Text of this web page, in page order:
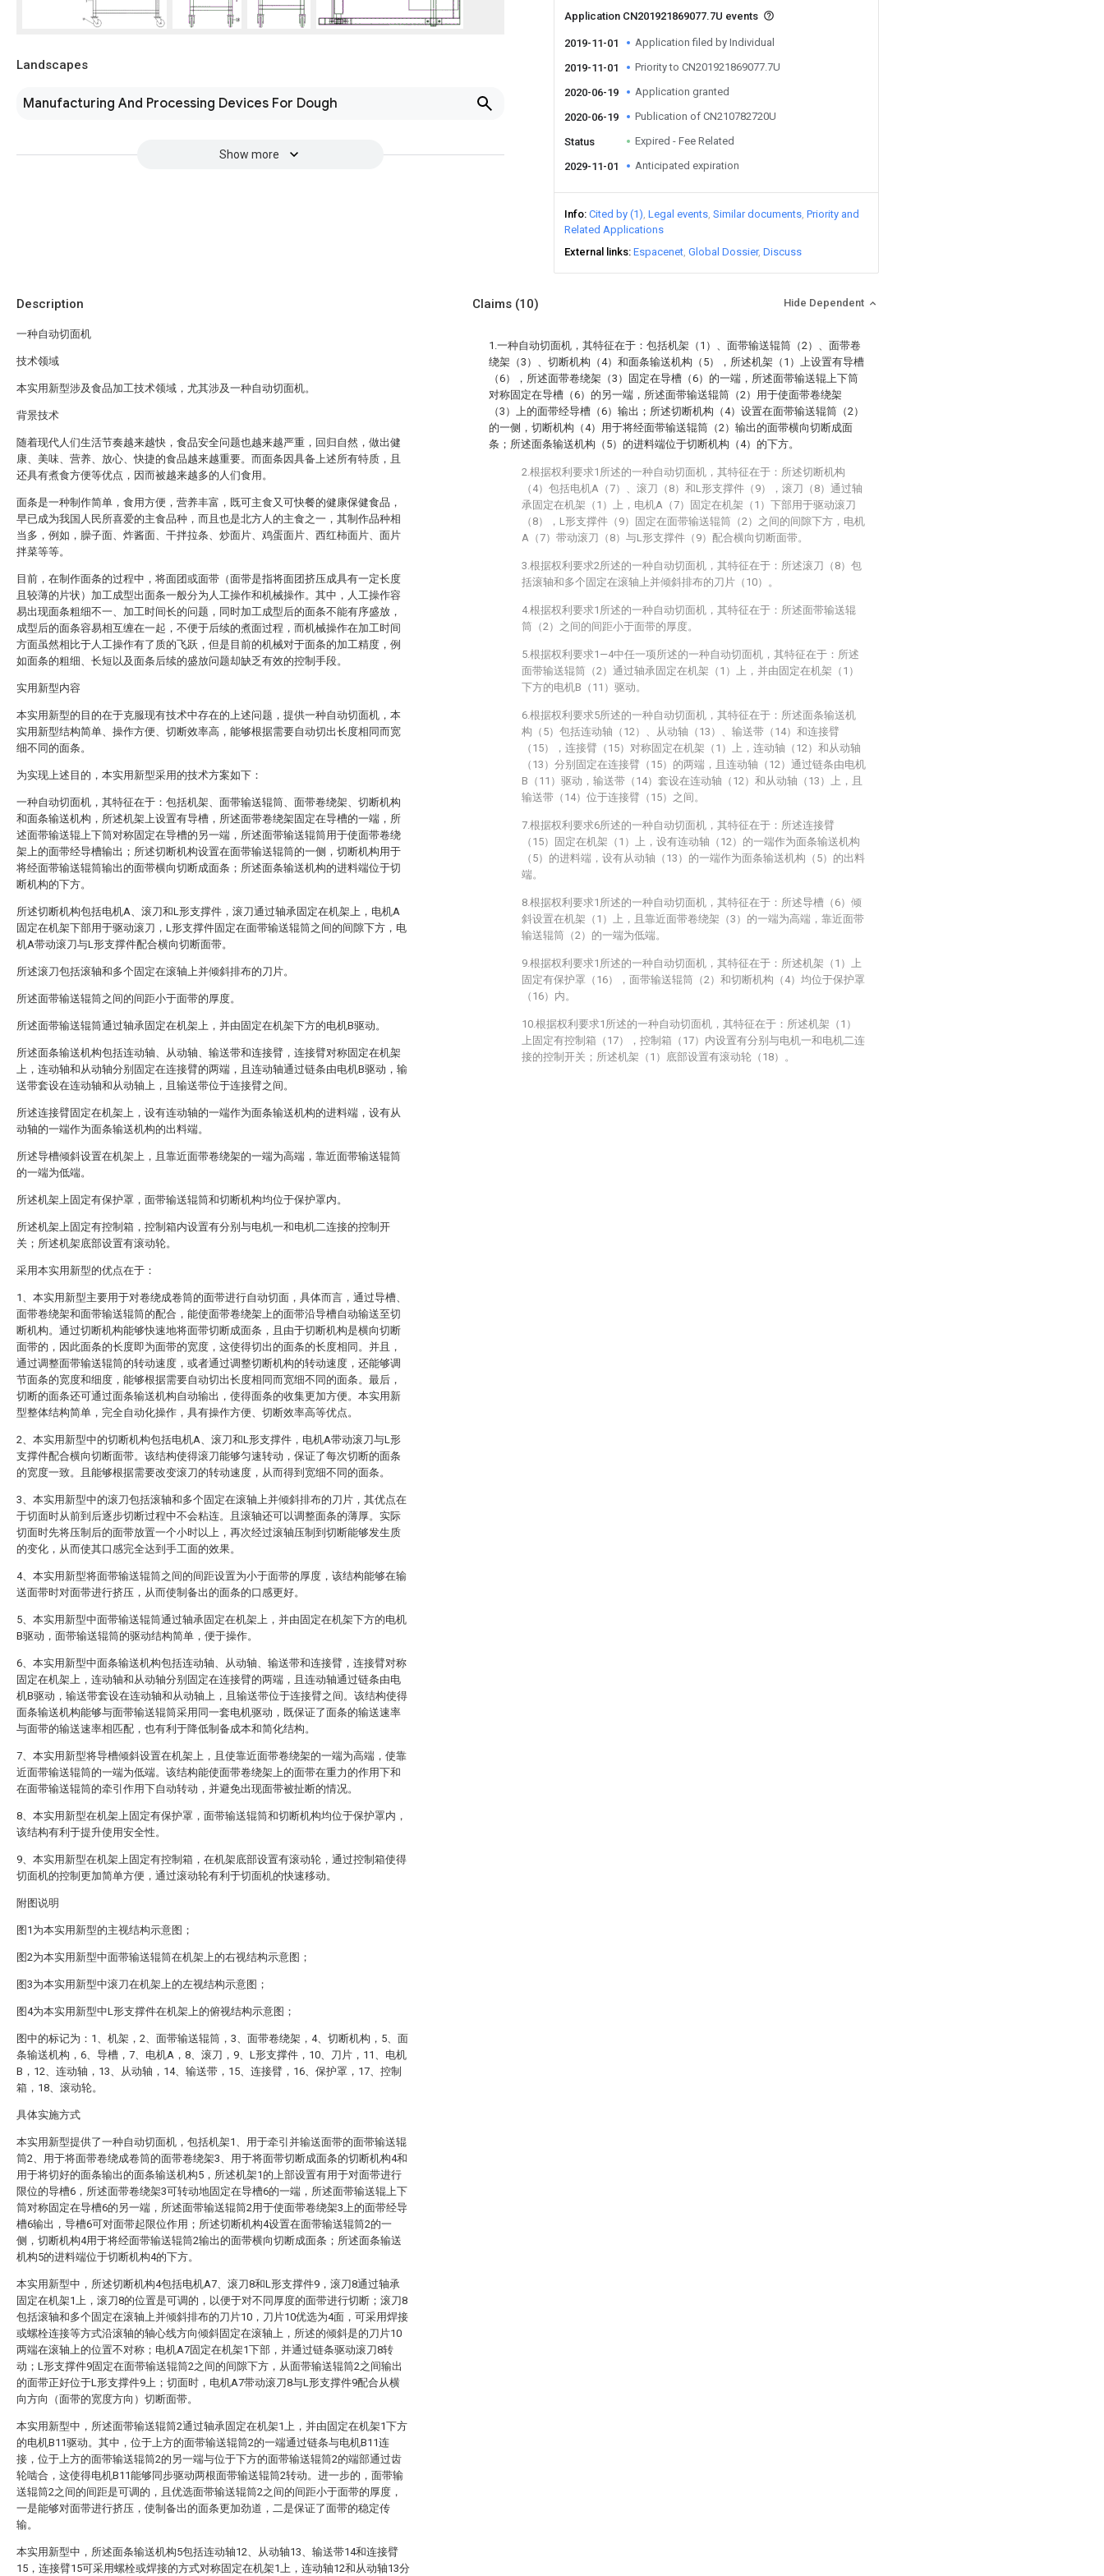
Landscapes
Manufacturing And Processing Devices For Dough
Show more
Application CN201921869077.7U events
2019-11-01 Application filed by Individual
2019-11-01 Priority to CN201921869077.7U
2020-06-19 Application granted
2020-06-19 Publication of CN210782720U
Status Expired - Fee Related
2029-11-01 Anticipated expiration
Info Cited by (1) Legal events Similar documents Priority and
Related Applications
External links Espacenet Global Dossier Discuss
Description
一种自动切面机
技术领域
本实用新型涉及食品加工技术领域，尤其涉及一种自动切面机。
背景技术
随着现代人们生活节奏越来越快，食品安全问题也越来越严重，回归自然，做出健
康、美味、营养、放心、快捷的食品越来越重要。而面条因具备上述所有特质，且
还具有煮食方便等优点，因而被越来越多的人们食用。
面条是一种制作简单，食用方便，营养丰富，既可主食又可快餐的健康保健食品，
早已成为我国人民所喜爱的主食品种，而且也是北方人的主食之一，其制作品种相
当多，例如，臊子面、炸酱面、干拌拉条、炒面片、鸡蛋面片、西红柿面片、面片
拌菜等等。
目前，在制作面条的过程中，将面团或面带（面带是指将面团挤压成具有一定长度
且较薄的片状）加工成型出面条一般分为人工操作和机械操作。其中，人工操作容
易出现面条粗细不一、加工时间长的问题，同时加工成型后的面条不能有序盛放，
成型后的面条容易相互缠在一起，不便于后续的煮面过程，而机械操作在加工时间
方面虽然相比于人工操作有了质的飞跃，但是目前的机械对于面条的加工精度，例
如面条的粗细、长短以及面条后续的盛放问题却缺乏有效的控制手段。
实用新型内容
本实用新型的目的在于克服现有技术中存在的上述问题，提供一种自动切面机，本
实用新型结构简单、操作方便、切断效率高，能够根据需要自动切出长度相同而宽
细不同的面条。
为实现上述目的，本实用新型采用的技术方案如下：
一种自动切面机，其特征在于：包括机架、面带输送辊筒、面带卷绕架、切断机构
和面条输送机构，所述机架上设置有导槽，所述面带卷绕架固定在导槽的一端，所
述面带输送辊上下筒对称固定在导槽的另一端，所述面带输送辊筒用于使面带卷绕
架上的面带经导槽输出；所述切断机构设置在面带输送辊筒的一侧，切断机构用于
将经面带输送辊筒输出的面带横向切断成面条；所述面条输送机构的进料端位于切
断机构的下方。
所述切断机构包括电机A、滚刀和L形支撑件，滚刀通过轴承固定在机架上，电机A
固定在机架下部用于驱动滚刀，L形支撑件固定在面带输送辊筒之间的间隙下方，电
机A带动滚刀与L形支撑件配合横向切断面带。
所述滚刀包括滚轴和多个固定在滚轴上并倾斜排布的刀片。
所述面带输送辊筒之间的间距小于面带的厚度。
所述面带输送辊筒通过轴承固定在机架上，并由固定在机架下方的电机B驱动。
所述面条输送机构包括连动轴、从动轴、输送带和连接臂，连接臂对称固定在机架
上，连动轴和从动轴分别固定在连接臂的两端，且连动轴通过链条由电机B驱动，输
送带套设在连动轴和从动轴上，且输送带位于连接臂之间。
所述连接臂固定在机架上，设有连动轴的一端作为面条输送机构的进料端，设有从
动轴的一端作为面条输送机构的出料端。
所述导槽倾斜设置在机架上，且靠近面带卷绕架的一端为高端，靠近面带输送辊筒
的一端为低端。
所述机架上固定有保护罩，面带输送辊筒和切断机构均位于保护罩内。
所述机架上固定有控制箱，控制箱内设置有分别与电机一和电机二连接的控制开
关；所述机架底部设置有滚动轮。
采用本实用新型的优点在于：
1、本实用新型主要用于对卷绕成卷筒的面带进行自动切面，具体而言，通过导槽、
面带卷绕架和面带输送辊筒的配合，能使面带卷绕架上的面带沿导槽自动输送至切
断机构。通过切断机构能够快速地将面带切断成面条，且由于切断机构是横向切断
面带的，因此面条的长度即为面带的宽度，这使得切出的面条的长度相同。并且，
通过调整面带输送辊筒的转动速度，或者通过调整切断机构的转动速度，还能够调
节面条的宽度和细度，能够根据需要自动切出长度相同而宽细不同的面条。最后，
切断的面条还可通过面条输送机构自动输出，使得面条的收集更加方便。本实用新
型整体结构简单，完全自动化操作，具有操作方便、切断效率高等优点。
2、本实用新型中的切断机构包括电机A、滚刀和L形支撑件，电机A带动滚刀与L形
支撑件配合横向切断面带。该结构使得滚刀能够匀速转动，保证了每次切断的面条
的宽度一致。且能够根据需要改变滚刀的转动速度，从而得到宽细不同的面条。
3、本实用新型中的滚刀包括滚轴和多个固定在滚轴上并倾斜排布的刀片，其优点在
于切面时从前到后逐步切断过程中不会粘连。且滚轴还可以调整面条的薄厚。实际
切面时先将压制后的面带放置一个小时以上，再次经过滚轴压制到切断能够发生质
的变化，从而使其口感完全达到手工面的效果。
4、本实用新型将面带输送辊筒之间的间距设置为小于面带的厚度，该结构能够在输
送面带时对面带进行挤压，从而使制备出的面条的口感更好。
5、本实用新型中面带输送辊筒通过轴承固定在机架上，并由固定在机架下方的电机
B驱动，面带输送辊筒的驱动结构简单，便于操作。
6、本实用新型中面条输送机构包括连动轴、从动轴、输送带和连接臂，连接臂对称
固定在机架上，连动轴和从动轴分别固定在连接臂的两端，且连动轴通过链条由电
机B驱动，输送带套设在连动轴和从动轴上，且输送带位于连接臂之间。该结构使得
面条输送机构能够与面带输送辊筒采用同一套电机驱动，既保证了面条的输送速率
与面带的输送速率相匹配，也有利于降低制备成本和简化结构。
7、本实用新型将导槽倾斜设置在机架上，且使靠近面带卷绕架的一端为高端，使靠
近面带输送辊筒的一端为低端。该结构能使面带卷绕架上的面带在重力的作用下和
在面带输送辊筒的牵引作用下自动转动，并避免出现面带被扯断的情况。
8、本实用新型在机架上固定有保护罩，面带输送辊筒和切断机构均位于保护罩内，
该结构有利于提升使用安全性。
9、本实用新型在机架上固定有控制箱，在机架底部设置有滚动轮，通过控制箱使得
切面机的控制更加简单方便，通过滚动轮有利于切面机的快速移动。
附图说明
图1为本实用新型的主视结构示意图；
图2为本实用新型中面带输送辊筒在机架上的右视结构示意图；
图3为本实用新型中滚刀在机架上的左视结构示意图；
图4为本实用新型中L形支撑件在机架上的俯视结构示意图；
图中的标记为：1、机架，2、面带输送辊筒，3、面带卷绕架，4、切断机构，5、面
条输送机构，6、导槽，7、电机A，8、滚刀，9、L形支撑件，10、刀片，11、电机
B，12、连动轴，13、从动轴，14、输送带，15、连接臂，16、保护罩，17、控制
箱，18、滚动轮。
具体实施方式
本实用新型提供了一种自动切面机，包括机架1、用于牵引并输送面带的面带输送辊
筒2、用于将面带卷绕成卷筒的面带卷绕架3、用于将面带切断成面条的切断机构4和
用于将切好的面条输出的面条输送机构5，所述机架1的上部设置有用于对面带进行
限位的导槽6，所述面带卷绕架3可转动地固定在导槽6的一端，所述面带输送辊上下
筒对称固定在导槽6的另一端，所述面带输送辊筒2用于使面带卷绕架3上的面带经导
槽6输出，导槽6可对面带起限位作用；所述切断机构4设置在面带输送辊筒2的一
侧，切断机构4用于将经面带输送辊筒2输出的面带横向切断成面条；所述面条输送
机构5的进料端位于切断机构4的下方。
本实用新型中，所述切断机构4包括电机A7、滚刀8和L形支撑件9，滚刀8通过轴承
固定在机架1上，滚刀8的位置是可调的，以便于对不同厚度的面带进行切断；滚刀8
包括滚轴和多个固定在滚轴上并倾斜排布的刀片10，刀片10优选为4面，可采用焊接
或螺栓连接等方式沿滚轴的轴心线方向倾斜固定在滚轴上，所述的倾斜是的刀片10
两端在滚轴上的位置不对称；电机A7固定在机架1下部，并通过链条驱动滚刀8转
动；L形支撑件9固定在面带输送辊筒2之间的间隙下方，从面带输送辊筒2之间输出
的面带正好位于L形支撑件9上；切面时，电机A7带动滚刀8与L形支撑件9配合从横
向方向（面带的宽度方向）切断面带。
本实用新型中，所述面带输送辊筒2通过轴承固定在机架1上，并由固定在机架1下方
的电机B11驱动。其中，位于上方的面带输送辊筒2的一端通过链条与电机B11连
接，位于上方的面带输送辊筒2的另一端与位于下方的面带输送辊筒2的端部通过齿
轮啮合，这使得电机B11能够同步驱动两根面带输送辊筒2转动。进一步的，面带输
送辊筒2之间的间距是可调的，且优选面带输送辊筒2之间的间距小于面带的厚度，
一是能够对面带进行挤压，使制备出的面条更加劲道，二是保证了面带的稳定传
输。
本实用新型中，所述面条输送机构5包括连动轴12、从动轴13、输送带14和连接臂
15，连接臂15可采用螺栓或焊接的方式对称固定在机架1上，连动轴12和从动轴13分
Claims (10) Hide Dependent
1.一种自动切面机，其特征在于：包括机架（1）、面带输送辊筒（2）、面带卷
绕架（3）、切断机构（4）和面条输送机构（5），所述机架（1）上设置有导槽
（6），所述面带卷绕架（3）固定在导槽（6）的一端，所述面带输送辊上下筒
对称固定在导槽（6）的另一端，所述面带输送辊筒（2）用于使面带卷绕架
（3）上的面带经导槽（6）输出；所述切断机构（4）设置在面带输送辊筒（2）
的一侧，切断机构（4）用于将经面带输送辊筒（2）输出的面带横向切断成面
条；所述面条输送机构（5）的进料端位于切断机构（4）的下方。
2.根据权利要求1所述的一种自动切面机，其特征在于：所述切断机构
（4）包括电机A（7）、滚刀（8）和L形支撑件（9），滚刀（8）通过轴
承固定在机架（1）上，电机A（7）固定在机架（1）下部用于驱动滚刀
（8），L形支撑件（9）固定在面带输送辊筒（2）之间的间隙下方，电机
A（7）带动滚刀（8）与L形支撑件（9）配合横向切断面带。
3.根据权利要求2所述的一种自动切面机，其特征在于：所述滚刀（8）包
括滚轴和多个固定在滚轴上并倾斜排布的刀片（10）。
4.根据权利要求1所述的一种自动切面机，其特征在于：所述面带输送辊
筒（2）之间的间距小于面带的厚度。
5.根据权利要求1—4中任一项所述的一种自动切面机，其特征在于：所述
面带输送辊筒（2）通过轴承固定在机架（1）上，并由固定在机架（1）
下方的电机B（11）驱动。
6.根据权利要求5所述的一种自动切面机，其特征在于：所述面条输送机
构（5）包括连动轴（12）、从动轴（13）、输送带（14）和连接臂
（15），连接臂（15）对称固定在机架（1）上，连动轴（12）和从动轴
（13）分别固定在连接臂（15）的两端，且连动轴（12）通过链条由电机
B（11）驱动，输送带（14）套设在连动轴（12）和从动轴（13）上，且
输送带（14）位于连接臂（15）之间。
7.根据权利要求6所述的一种自动切面机，其特征在于：所述连接臂
（15）固定在机架（1）上，设有连动轴（12）的一端作为面条输送机构
（5）的进料端，设有从动轴（13）的一端作为面条输送机构（5）的出料
端。
8.根据权利要求1所述的一种自动切面机，其特征在于：所述导槽（6）倾
斜设置在机架（1）上，且靠近面带卷绕架（3）的一端为高端，靠近面带
输送辊筒（2）的一端为低端。
9.根据权利要求1所述的一种自动切面机，其特征在于：所述机架（1）上
固定有保护罩（16），面带输送辊筒（2）和切断机构（4）均位于保护罩
（16）内。
10.根据权利要求1所述的一种自动切面机，其特征在于：所述机架（1）
上固定有控制箱（17），控制箱（17）内设置有分别与电机一和电机二连
接的控制开关；所述机架（1）底部设置有滚动轮（18）。